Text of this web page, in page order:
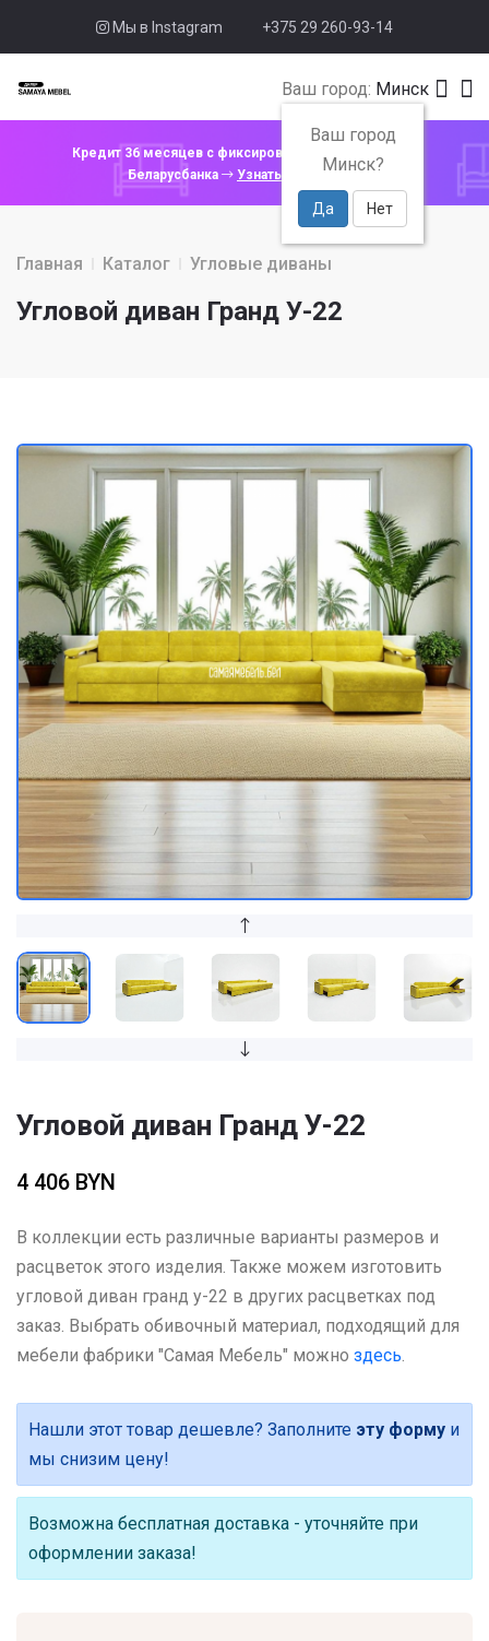
Мы в Instagram +375 29 260-93-14
Ваш город: Минск
Ваш город
Минск?
Да Нет
Кредит 36 месяцев с фиксированной ставкой 4% от
Беларусбанка
Узнать подробнее
Главная Каталог Угловые диваны
Угловой диван Гранд У-22
Угловой диван Гранд У-22
4 406 BYN
В коллекции есть различные варианты размеров и
расцветок этого изделия. Также можем изготовить
угловой диван гранд у-22 в других расцветках под
заказ. Выбрать обивочный материал, подходящий для
мебели фабрики "Самая Мебель" можно здесь.
Нашли этот товар дешевле? Заполните эту форму и
мы снизим цену!
Возможна бесплатная доставка - уточняйте при
оформлении заказа!